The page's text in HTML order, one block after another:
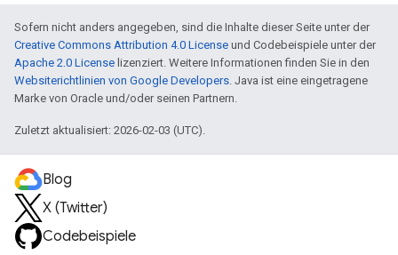
Sofern nicht anders angegeben, sind die Inhalte dieser Seite unter der
Creative Commons Attribution 4.0 License und Codebeispiele unter der
Apache 2.0 License lizenziert. Weitere Informationen finden Sie in den
Websiterichtlinien von Google Developers. Java ist eine eingetragene
Marke von Oracle und/oder seinen Partnern.
Zuletzt aktualisiert: 2026-02-03 (UTC).
Blog
X (Twitter)
Codebeispiele